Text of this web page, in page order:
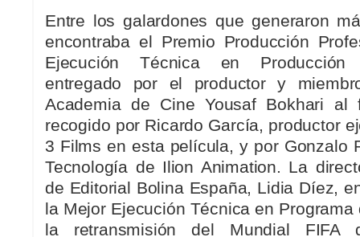
Entre los galardones que generaron
encontraba el Premio Producción
Ejecución Técnica en Producción
entregado por el productor y
Academia de Cine Yousaf Bokhari
recogido por Ricardo García, productor
3 Films en esta película, y por Gonzalo
Tecnología de Ilion Animation. La
de Editorial Bolina España, Lidia Díez,
la Mejor Ejecución Técnica en Programa
la retransmisión del Mundial FIFA